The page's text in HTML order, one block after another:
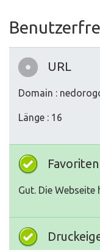
URL
Domain :
Länge : 16
Gut. Die Webseite